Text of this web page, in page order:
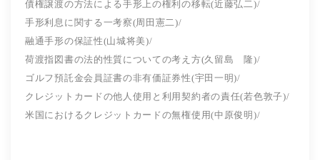
債権譲渡の方法による手形上の権利の移転(近藤弘二)/
手形利息に関する一考察(周田憲二)/
融通手形の保証性(山城将美)/
荷渡指図書の法的性質についての考え方(久留島 隆)/
ゴルフ預託金会員証書の非有価証券性(宇田一明)/
クレジットカードの他人使用と利用契約者の責任(若色敦子)/
米国におけるクレジットカードの無権使用(中原俊明)/